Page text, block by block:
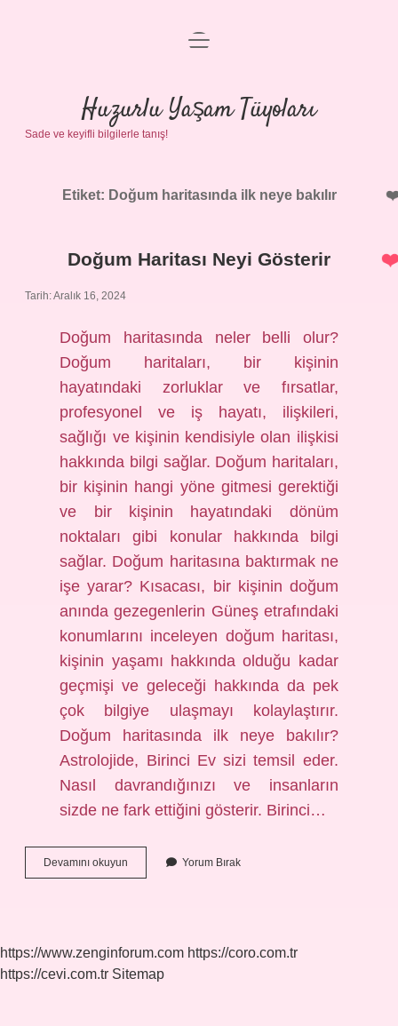
Anasayfa
Gizlilik Politikası
Yasal Uyarı
menüyü
Huzurlu Yaşam Tüyoları
Sade ve keyifli bilgilerle tanış!
Etiket: Doğum haritasında ilk neye bakılır
Doğum Haritası Neyi Gösterir
Tarih: Aralık 16, 2024
Doğum haritasında neler belli olur?
Doğum haritaları, bir kişinin
hayatındaki zorluklar ve fırsatlar,
profesyonel ve iş hayatı, ilişkileri,
sağlığı ve kişinin kendisiyle olan ilişkisi
hakkında bilgi sağlar. Doğum haritaları,
bir kişinin hangi yöne gitmesi gerektiği
ve bir kişinin hayatındaki dönüm
noktaları gibi konular hakkında bilgi
sağlar. Doğum haritasına baktırmak ne
işe yarar? Kısacası, bir kişinin doğum
anında gezegenlerin Güneş etrafındaki
konumlarını inceleyen doğum haritası,
kişinin yaşamı hakkında olduğu kadar
geçmişi ve geleceği hakkında da pek
çok bilgiye ulaşmayı kolaylaştırır.
Doğum haritasında ilk neye bakılır?
Astrolojide, Birinci Ev sizi temsil eder.
Nasıl davrandığınızı ve insanların
sizde ne fark ettiğini gösterir. Birinci…
Devamını okuyun
Haritası
Yorum Bırak
https://www.zenginforum.com https://coro.com.tr
https://cevi.com.tr Sitemap